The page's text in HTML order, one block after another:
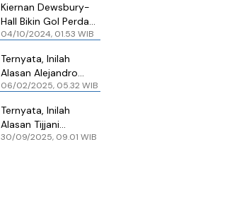
Penting
Kiernan Dewsbury-
Hall Bikin Gol Perdana
untuk Chelsea, Enzo
04/10/2024, 01.53 WIB
Ternyata, Inilah
Alasan Alejandro
Garnacho Batal
06/02/2025, 05.32 WIB
Ternyata, Inilah
Alasan Tijjani
Reijnders Gabung
30/09/2025, 09.01 WIB